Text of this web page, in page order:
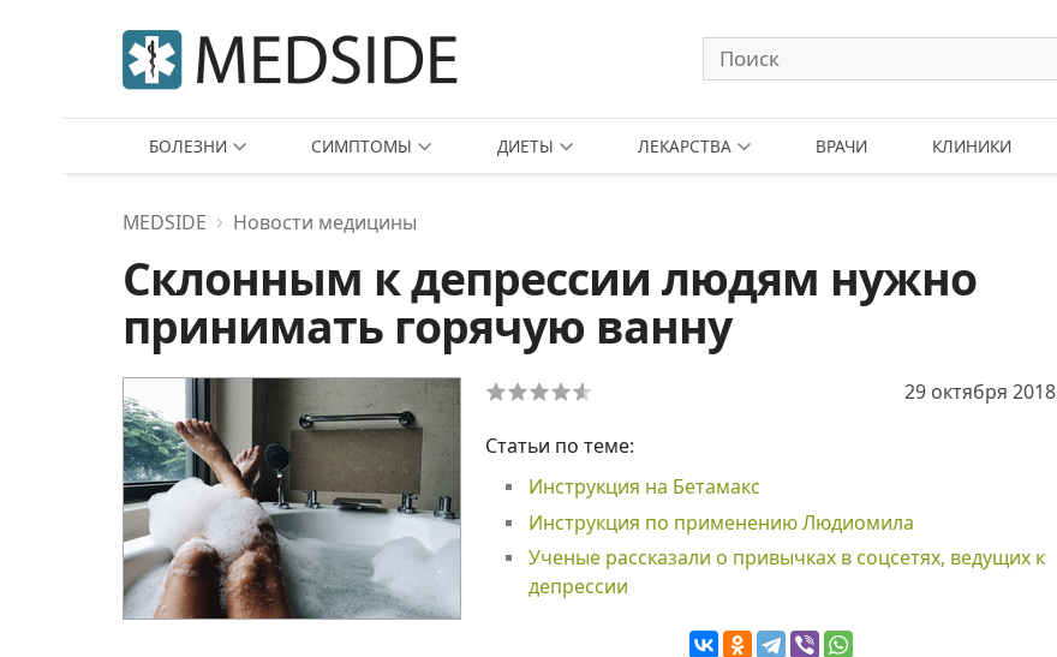
БОЛЕЗНИ СИМПТОМЫ ДИЕТЫ ЛЕКАРСТВА ВРАЧИ КЛИНИКИ
MEDSIDE Новости медицины
Склонным к депрессии людям нужно
принимать горячую ванну
29 октября 2018
Статьи по теме:
Инструкция на Бетамакс
Инструкция по применению Людиомила
Ученые рассказали о привычках в соцсетях, ведущих к
депрессии